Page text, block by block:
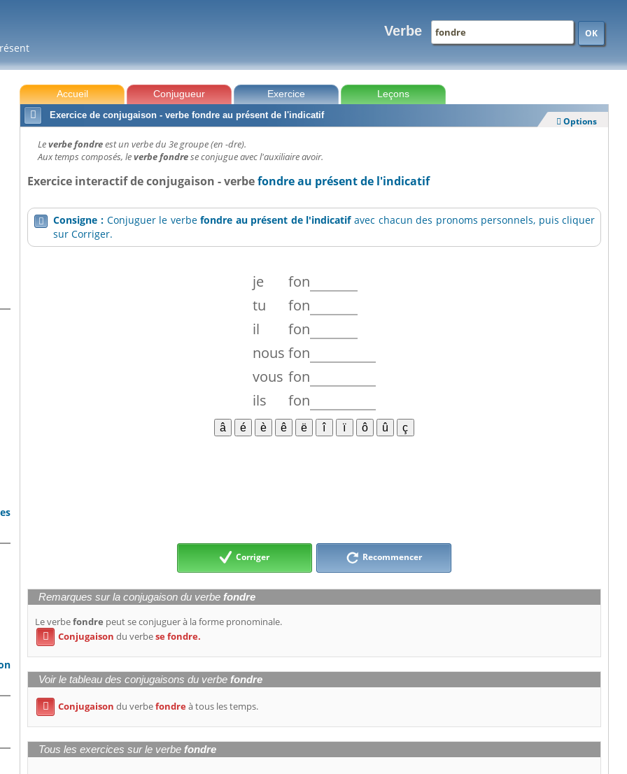
Verbe OK
Accueil Conjugueur Exercice
Leçons

Exercice de conjugaison - verbe fondre au présent de l'indicatif
 Options
Leverbe fondreest un verbe du 3e groupe (en -dre).
Aux temps composés, leverbe fondrese conjugue avec l'auxiliaire avoir.
Exercice interactif de conjugaison - verbefondre au présent de l'indicatif
 Consigne : Conjuguer le verbefondre au présent de l'indicatifavec chacun des pronoms personnels, puis cliquer
sur Corriger.
je
fon
tu
fon
il
fon
nous fon
vous fon
ils
fon
Corriger Recommencer
Remarques sur la conjugaison du verbefondre
Le verbefondre peut se conjuguer à la forme pronominale.
 Conjugaison du verbese fondre.
Voir le tableau des conjugaisons du verbefondre
 Conjugaison du verbefondreà tous les temps.
Tous les exercices sur le verbefondre